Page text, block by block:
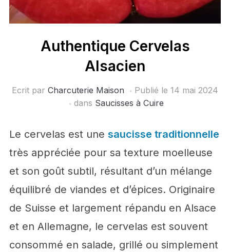
Authentique Cervelas
Alsacien
Ecrit par Charcuterie Maison Publié le 14 mai 2024
dans Saucisses à Cuire
Le cervelas est une saucisse traditionnelle
très appréciée pour sa texture moelleuse
et son goût subtil, résultant d’un mélange
équilibré de viandes et d’épices. Originaire
de Suisse et largement répandu en Alsace
et en Allemagne, le cervelas est souvent
consommé en salade, grillé ou simplement